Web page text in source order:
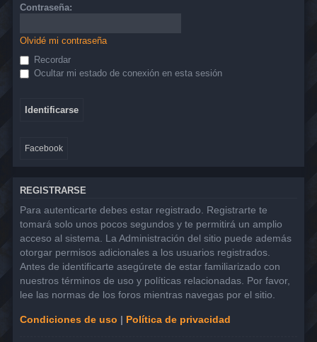
Contraseña:
Olvidé mi contraseña
Recordar
Ocultar mi estado de conexión en esta sesión
Facebook
REGISTRARSE
Para autenticarte debes estar registrado. Registrarte te
tomará solo unos pocos segundos y te permitirá un amplio
acceso al sistema. La Administración del sitio puede además
otorgar permisos adicionales a los usuarios registrados.
Antes de identificarte asegúrete de estar familiarizado con
nuestros términos de uso y políticas relacionadas. Por favor,
lee las normas de los foros mientras navegas por el sitio.
Condiciones de uso | Política de privacidad